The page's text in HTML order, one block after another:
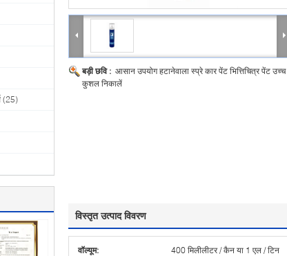
(25)
बड़ी छवि : आसान उपयोग हटानेवाला स्प्रे कार पेंट भित्तिचित्र पेंट उच्च
कुशल निकालें
विस्तृत उत्पाद विवरण
वॉल्यूम: 400 मिलीलीटर / कैन या 1 एल / टिन